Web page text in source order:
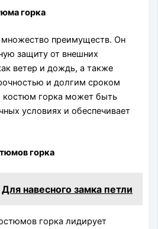
горка
преимуществ. Он
защиту от внешних
ветер и дождь, а также
и долгим сроком
горка может быть
условиях и обеспечивает
горка
Для навесного замка петли
горка лидирует